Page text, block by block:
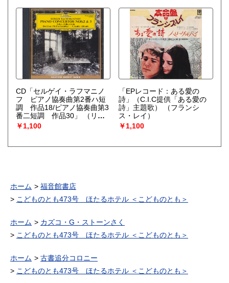
CD「セルゲイ・ラフマニノ
フ ピアノ協奏曲第2番ハ短
調 作品18/ピアノ協奏曲第3
番二短調 作品30」
（リー
リャ・ジンベルシュテイン
（ピアノ））
￥1,100
「EPレコード：ある愛の
詩」（C.I.C提供「ある愛の
詩」主題歌）
（フランシ
ス・レイ）
￥1,100
ホーム
福音館書店
こどものとも473号 ほたるホテル ＜こどものとも＞
ホーム
カズコ・G・ストーンさく
こどものとも473号 ほたるホテル ＜こどものとも＞
ホーム
古書追分コロニー
こどものとも473号 ほたるホテル ＜こどものとも＞